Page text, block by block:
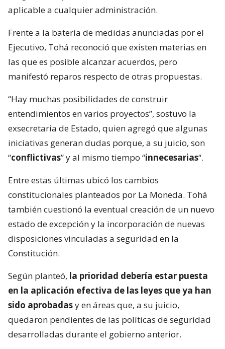
aplicable a cualquier administración.
Frente a la batería de medidas anunciadas por el
Ejecutivo, Tohá reconoció que existen materias en
las que es posible alcanzar acuerdos, pero
manifestó reparos respecto de otras propuestas.
“Hay muchas posibilidades de construir
entendimientos en varios proyectos”, sostuvo la
exsecretaria de Estado, quien agregó que algunas
iniciativas generan dudas porque, a su juicio, son
“conflictivas” y al mismo tiempo “innecesarias“.
Entre estas últimas ubicó los cambios
constitucionales planteados por La Moneda. Tohá
también cuestionó la eventual creación de un nuevo
estado de excepción y la incorporación de nuevas
disposiciones vinculadas a seguridad en la
Constitución.
Según planteó, la prioridad debería estar puesta
en la aplicación efectiva de las leyes que ya han
sido aprobadasy en áreas que, a su juicio,
quedaron pendientes de las políticas de seguridad
desarrolladas durante el gobierno anterior.